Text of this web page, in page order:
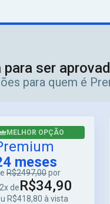
ser
para quem é
MELHOR OPÇÃO
meses
R$2497,00por
deR$34,90
R$418,80 à vista